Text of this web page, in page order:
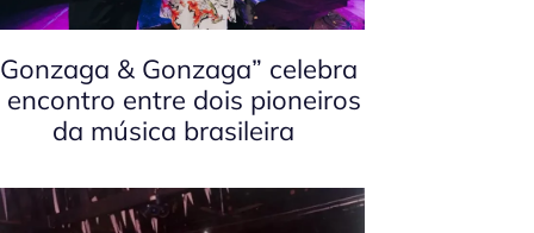
& Gonzaga” celebra
encontro entre dois pioneiros
da música brasileira